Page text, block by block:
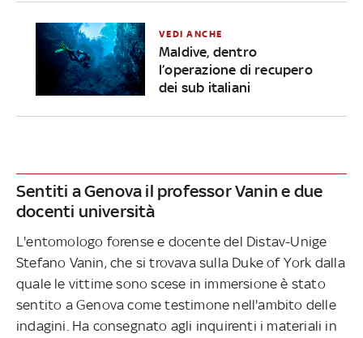
VEDI ANCHE
Maldive, dentro
l’operazione di recupero
dei sub italiani
Sentiti a Genova il professor Vanin e due
docenti università
L'entomologo forense e docente del Distav-Unige
Stefano Vanin, che si trovava sulla Duke of York dalla
quale le vittime sono scese in immersione è stato
sentito a Genova come testimone nell'ambito delle
indagini. Ha consegnato agli inquirenti i materiali in